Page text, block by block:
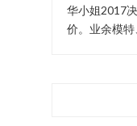
华小姐2017
价。业余模特